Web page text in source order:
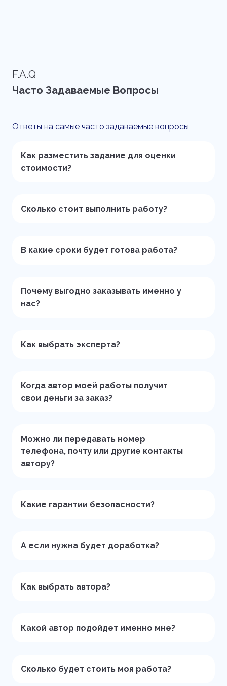
F.A.Q
Часто Задаваемые Вопросы
Ответы на самые часто задаваемые вопросы
Как разместить задание для оценки
стоимости?
Сколько стоит выполнить работу?
В какие сроки будет готова работа?
Почему выгодно заказывать именно у
нас?
Как выбрать эксперта?
Когда автор моей работы получит
свои деньги за заказ?
Можно ли передавать номер
телефона, почту или другие контакты
автору?
Какие гарантии безопасности?
А если нужна будет доработка?
Как выбрать автора?
Какой автор подойдет именно мне?
Сколько будет стоить моя работа?